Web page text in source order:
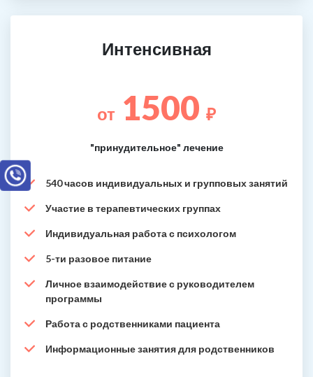
Интенсивная
от 1500 ₽
"принудительное" лечение
540 часов индивидуальных и групповых занятий
Участие в терапевтических группах
Индивидуальная работа с психологом
5-ти разовое питание
Личное взаимодействие с руководителем
программы
Работа с родственниками пациента
Информационные занятия для родственников